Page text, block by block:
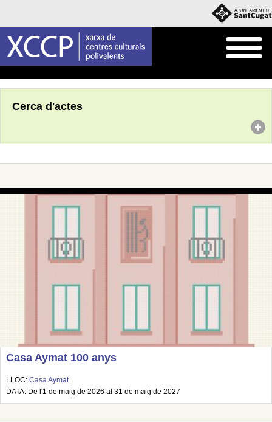
Cerca d'actes
Casa Aymat 100 anys
LLOC: Casa Aymat
DATA: De l'1 de maig de 2026 al 31 de maig de 2027